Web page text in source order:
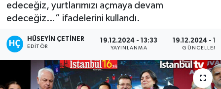
edeceğiz, yurtlarımızı açmaya devam
edeceğiz…” ifadelerini kullandı.
HÜSEYIN ÇETINER
EDITÖR
19.12.2024 - 13:33
YAYINLANMA
19.12.2024 -